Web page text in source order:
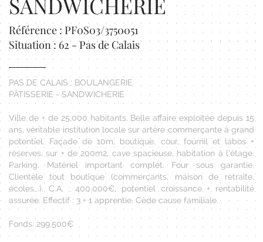
Référence : PF0S03/3750051
Situation : 62 - Pas de Calais
PAS DE CALAIS : BOULANGERIE
PÂTISSERIE - SANDWICHERIE
Ville de + de 25.000 habitants. Belle affaire exploitée depuis 15
ans, véritable institution locale sur artère commerçante à grand
potentiel. Façade de 10m, boutique, cour, fournil et labos +
réserves, sur + de 200m2, cave spacieuse, habitation à l'étage.
Parking. Matériel important complet. Four sous garantie.
Clientèle tout boutique (commerçants, maison de retraite,
écoles...). C.A. : 400.000€, potentiel croissance + rentabilité
assurée. Effectif : 3 + 1 apprentie. Cède cause familiale.
Fonds: 299.500€